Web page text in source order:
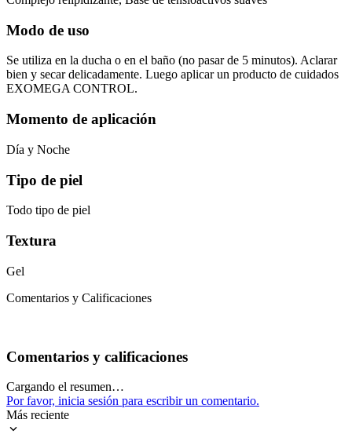
Modo de uso
Se utiliza en la ducha o en el baño (no pasar de 5 minutos). Aclarar
bien y secar delicadamente. Luego aplicar un producto de cuidados
EXOMEGA CONTROL.
Momento de aplicación
Día y Noche
Tipo de piel
Todo tipo de piel
Textura
Gel
Comentarios y Calificaciones
Comentarios y calificaciones
Cargando el resumen…
Por favor, inicia sesión para escribir un comentario.
Más reciente